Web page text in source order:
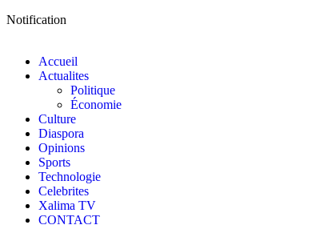
Notification
Accueil
Actualites
Politique
Économie
Culture
Diaspora
Opinions
Sports
Technologie
Celebrites
Xalima TV
CONTACT